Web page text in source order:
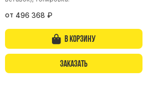
от 496 368 ₽
В корзину
Заказать